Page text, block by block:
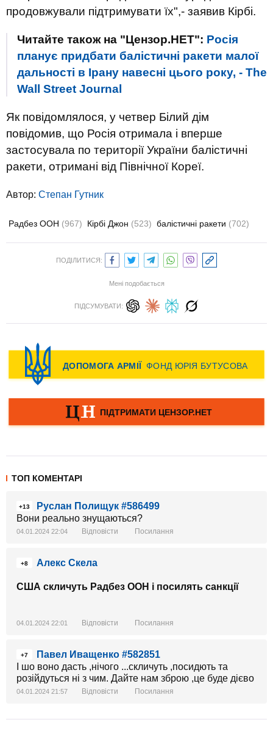
продовжували підтримувати їх",- заявив Кірбі.
Читайте також на "Цензор.НЕТ": Росія
планує придбати балістичні ракети малої
дальності в Ірану навесні цього року, - The
Wall Street Journal
Як повідомлялося, у четвер Білий дім
повідомив, що Росія отримала і вперше
застосувала по території України балістичні
ракети, отримані від Північної Кореї.
Автор: Степан Гутник
Радбез ООН (967) Кірбі Джон (523) балістичні ракети (702)
ПОДІЛИТИСЯ:
Мені подобається
ПІДСУМУВАТИ:
ТОП КОМЕНТАРІ
+13
Руслан Полищук #586499
Вони реально знущаються?
04.01.2024 22:04 Відповісти Посилання
+8 Алекс Скела
США скличуть Радбез ООН і посилять санкції
04.01.2024 22:01 Відповісти Посилання
+7
Павел Иващенко #582851
І шо воно дасть ,нічого ...скличуть ,посидють та
розійдуться ні з чим. Дайте нам зброю ,це буде дієво
04.01.2024 21:57 Відповісти Посилання